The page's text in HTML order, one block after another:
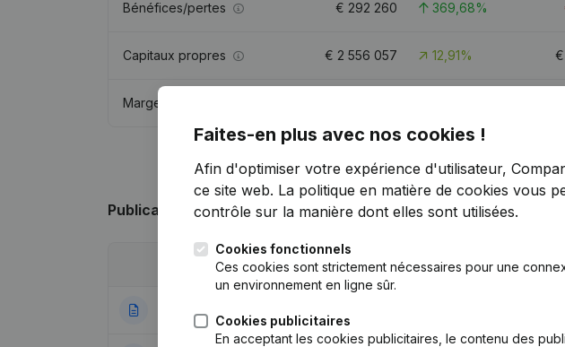
Bénéfices/pertes € 292 260 369,68%
Capitaux propres € 2 556 057 12,91% €
Marge brute
Publicationsde Verco Invest
Publication
Faites-en plus avec nos cookies !
Afin d'optimiser votre expérience d'utilisateur,
ce site web. La politique en matière de cookies vous
contrôle sur la manière dont elles sont utilisées.
Cookies fonctionnels
Ces cookies sont strictement nécessaires pour une
un environnement en ligne sûr.
Cookies publicitaires
En acceptant les cookies publicitaires, le contenu des